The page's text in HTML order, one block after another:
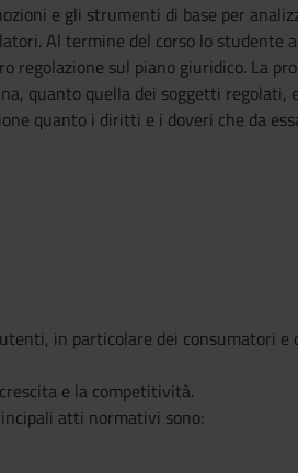
e gli strumenti di base per
Al termine del corso lo studente
regolazione sul piano giuridico. La
quanto quella dei soggetti regolati,
quanto i diritti e i doveri che da
in particolare dei consumatori e
e la competitività.
atti normativi sono: